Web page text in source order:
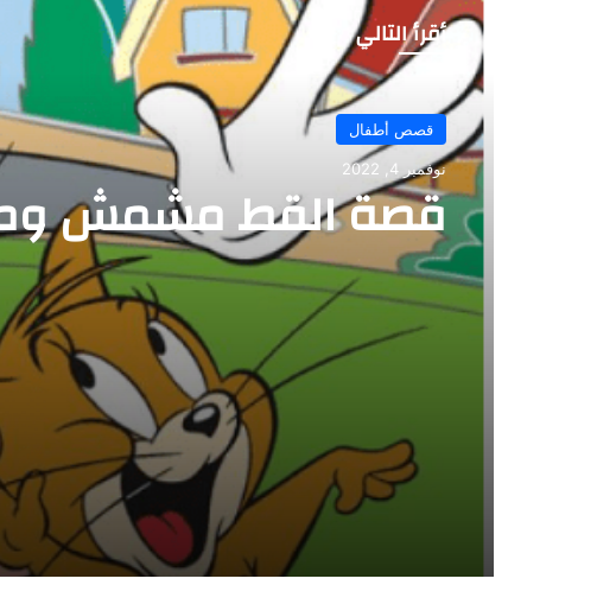
أقرأ التالي
قصص أطفال
نوفمبر 4, 2022
قصة القط مشمش
قصص أطفال
يونيو 13, 2023
قصة ثلاثة أصدقاء